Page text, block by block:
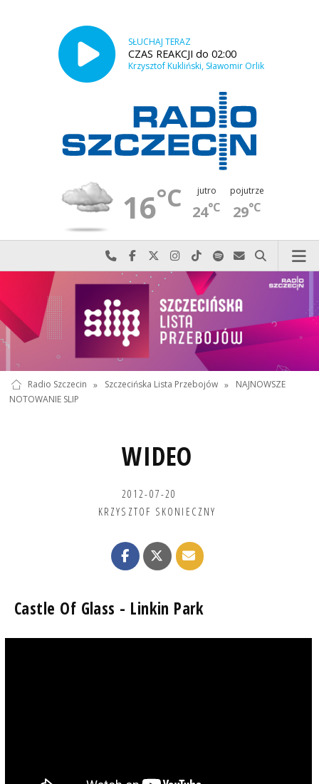
SŁUCHAJ TERAZ
CZAS REAKCJI do 02:00
Krzysztof Kukliński, Sławomir Orlik
16°C jutro
24°C
pojutrze
29°C
Najlepiej po prostu do nas zadzwoń
Odwiedź nas na Facebook-u
Odwiedź nas na X
Odwiedź nas na Instagram-ie
Odwiedź nas na TikTok-u
Szukaj nas na Spotify
Wyślij do nas
Szukaj
Radio Szczecin » Szczecińska Lista Przebojów »
NAJNOWSZE
NOTOWANIE SLIP
WIDEO
2012-07-20
KRZYSZTOF SKONIECZNY
Castle Of Glass - Linkin Park